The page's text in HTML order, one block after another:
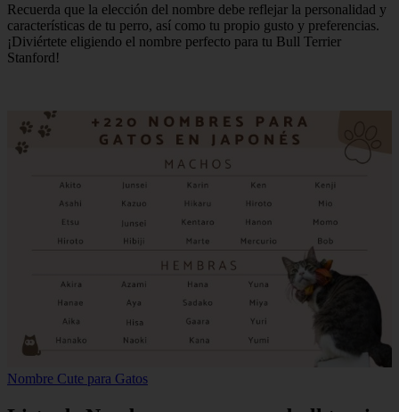
Recuerda que la elección del nombre debe reflejar la personalidad y
características de tu perro, así como tu propio gusto y preferencias.
¡Diviértete eligiendo el nombre perfecto para tu Bull Terrier
Stanford!
Nombre Cute para Gatos